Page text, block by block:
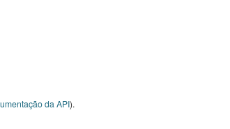
da API).